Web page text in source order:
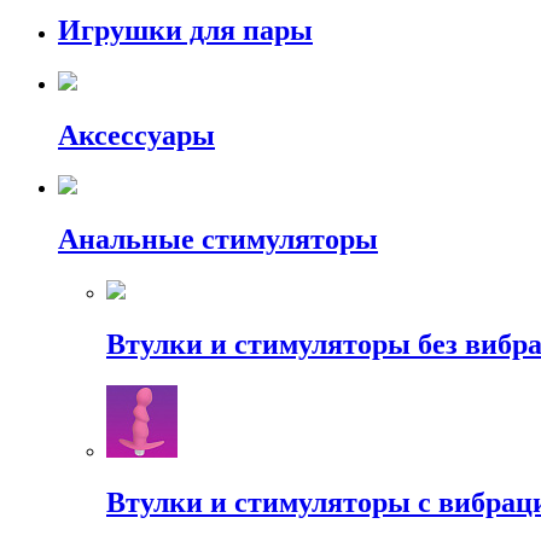
Игрушки для пары
Аксессуары
Анальные стимуляторы
Втулки и стимуляторы без
Втулки и стимуляторы с